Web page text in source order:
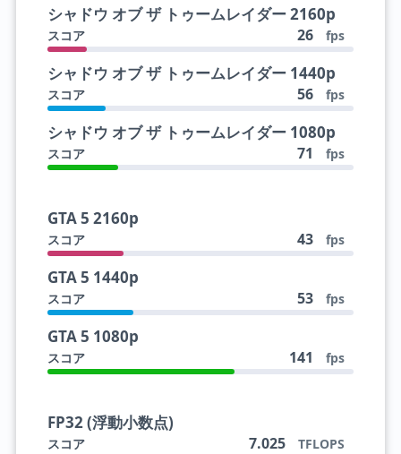
シャドウ オブ ザ トゥームレイダー 2160p
スコア 26 fps
シャドウ オブ ザ トゥームレイダー 1440p
スコア 56 fps
シャドウ オブ ザ トゥームレイダー 1080p
スコア 71 fps
GTA 5 2160p
スコア 43 fps
GTA 5 1440p
スコア 53 fps
GTA 5 1080p
スコア 141 fps
FP32 (浮動小数点)
スコア 7.025 TFLOPS